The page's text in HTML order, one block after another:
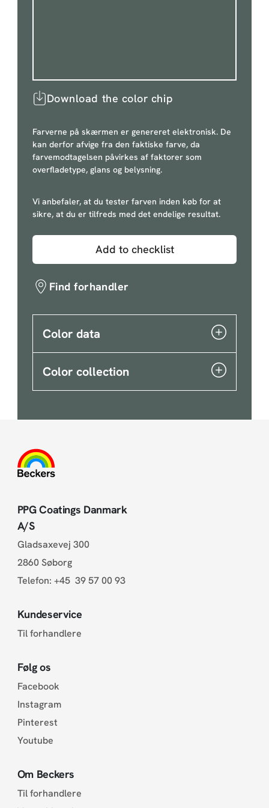
Download the color chip
Farverne på skærmen er genereret elektronisk. De
kan derfor afvige fra den faktiske farve, da
farvemodtagelsen påvirkes af faktorer som
overfladetype, glans og belysning.
Vi anbefaler, at du tester farven inden køb for at
sikre, at du er tilfreds med det endelige resultat.
Add to checklist
Find forhandler
Color data
Color collection
PPG Coatings Danmark
A/S
Gladsaxevej 300
2860 Søborg
Telefon: +45 39 57 00 93
Kundeservice
Til forhandlere
Følg os
Facebook
Instagram
Pinterest
Youtube
Om Beckers
Til forhandlere